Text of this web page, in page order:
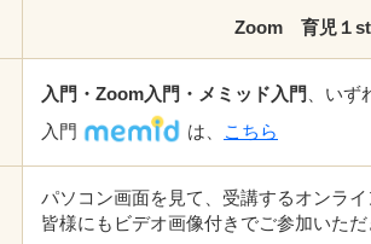
Zoom 育児１st
入門・Zoom入門・ メミッド入門
、い
入門
は、 こちら
パソコン画面を見て、受講するオンラ
皆様にもビデオ画像付きでご参加いた